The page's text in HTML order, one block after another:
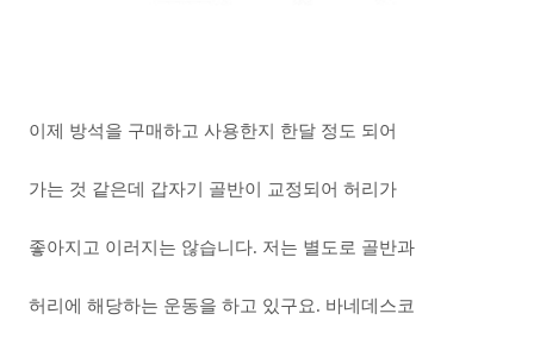
이제 방석을 구매하고 사용한지 한달 정도 되어
가는 것 같은데 갑자기 골반이 교정되어 허리가
좋아지고 이러지는 않습니다. 저는 별도로 골반과
허리에 해당하는 운동을 하고 있구요. 바네데스코